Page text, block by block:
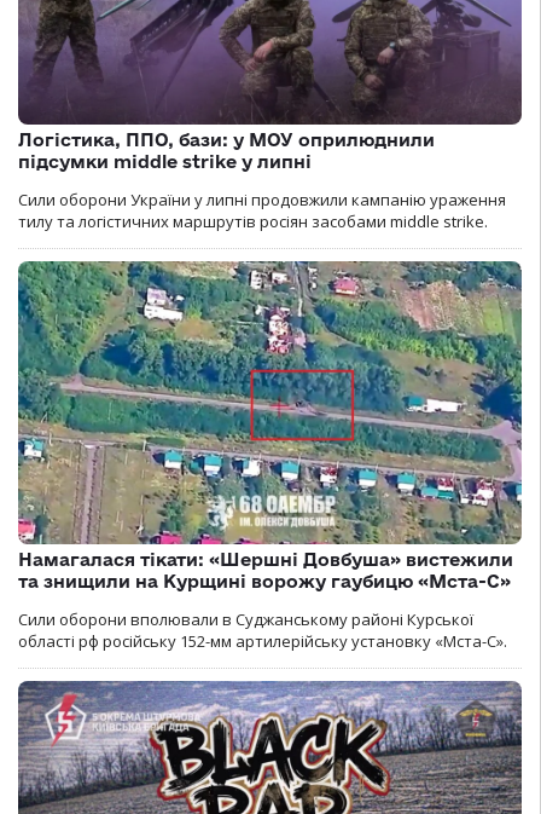
Логістика, ППО, бази: у МОУ оприлюднили
підсумки middle strike у липні
Сили оборони України у липні продовжили кампанію ураження
тилу та логістичних маршрутів росіян засобами middle strike.
Намагалася тікати: «Шершні Довбуша» вистежили
та знищили на Курщині ворожу гаубицю «Мста-С»
Сили оборони вполювали в Суджанському районі Курської
області рф російську 152-мм артилерійську установку «Мста-С».